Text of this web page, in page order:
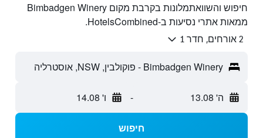
חיפוש והשוואתמלונות בקרבת מקום Bimbadgen Winery
ממאות אתרי נסיעות ב-HotelsCombined.
2 אורחים, חדר 1
Bimbadgen Winery - פוקולבין, NSW, אוסטרליה
ה' 13.08 - ו' 14.08
חיפוש